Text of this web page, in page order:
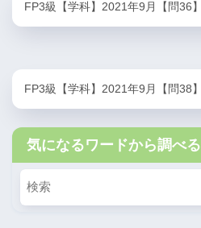
FP3級【学科】2021年9月【問36】
FP3級【学科】2021年9月【問38】
気になるワードから調べる